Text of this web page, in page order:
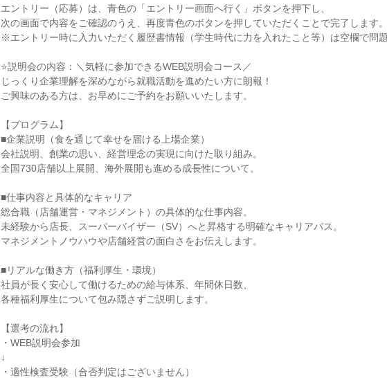
エントリー（応募）は、青色の「エントリー画面へ行く」ボタンを押下し、
次の画面で内容をご確認のうえ、再度青色のボタンを押していただくことで完了します
※エントリー時に入力いただく履歴書情報（学生時代に力を入れたこと等）は空欄で問
⭐説明会の内容：＼気軽に参加できるWEB説明会コース／
じっくり企業理解を深めながら就職活動を進めたい方に朗報！
ご興味のある方は、お早めにご予約をお願いいたします。
【プログラム】
■企業説明（食を通じて幸せを届ける上場企業）
会社説明、創業の思い、経営理念の実現に向けた取り組み。
全国730店舗以上展開、海外展開も進める成長性について。
■仕事内容と具体的なキャリア
総合職（店舗運営・マネジメント）の具体的な仕事内容。
未経験から店長、スーパーバイザー（SV）へと昇格する明確なキャリアパス。
マネジメントノウハウや店舗経営の面白さをお伝えします。
■リアルな働き方（福利厚生・環境）
社員が長く安心して働けるための給与体系、年間休日数、
各種福利厚生について包み隠さずご説明します。
【選考の流れ】
・WEB説明会参加
↓
・適性検査受験（合否判定はございません）